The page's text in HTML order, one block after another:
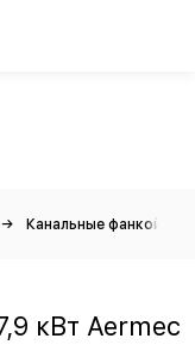
Канальные фанкойлы
кВт Aermec